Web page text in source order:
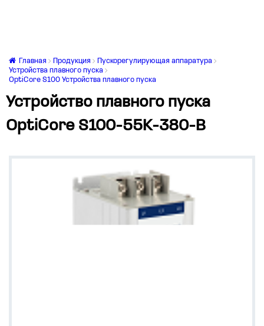
Главная Продукция
Пускорегулирующая аппаратура
Устройства плавного пуска
OptiCore S100 Устройства плавного пуска
Устройство плавного пуска
OptiCore S100-55K-380-B